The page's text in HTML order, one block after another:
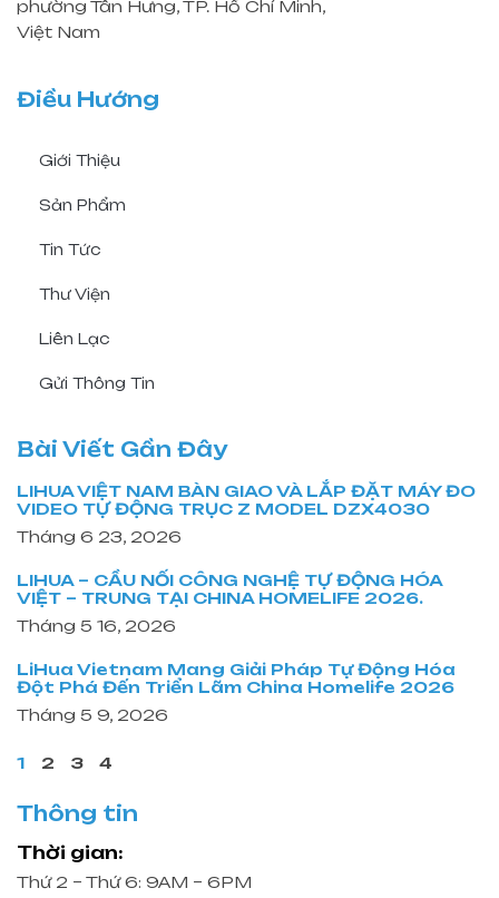
phường Tân Hưng, TP. Hồ Chí Minh,
Việt Nam
Điều Hướng
Giới Thiệu
Sản Phẩm
Tin Tức
Thư Viện
Liên Lạc
Gửi Thông Tin
Bài Viết Gần Đây
LIHUA VIỆT NAM BÀN GIAO VÀ LẮP ĐẶT MÁY ĐO
VIDEO TỰ ĐỘNG TRỤC Z MODEL DZX4030
Tháng 6 23, 2026
LIHUA – CẦU NỐI CÔNG NGHỆ TỰ ĐỘNG HÓA
VIỆT – TRUNG TẠI CHINA HOMELIFE 2026.
Tháng 5 16, 2026
LiHua Vietnam Mang Giải Pháp Tự Động Hóa
Đột Phá Đến Triển Lãm China Homelife 2026
Tháng 5 9, 2026
1 2 3 4
Thông tin
Thời gian:
Thứ 2 – Thứ 6: 9AM – 6PM